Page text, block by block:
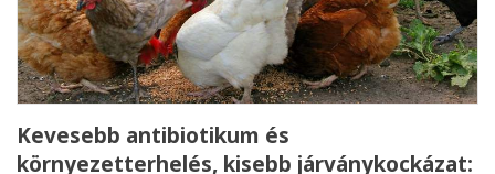
Kevesebb antibiotikum és
környezetterhelés, kisebb járványkockázat: